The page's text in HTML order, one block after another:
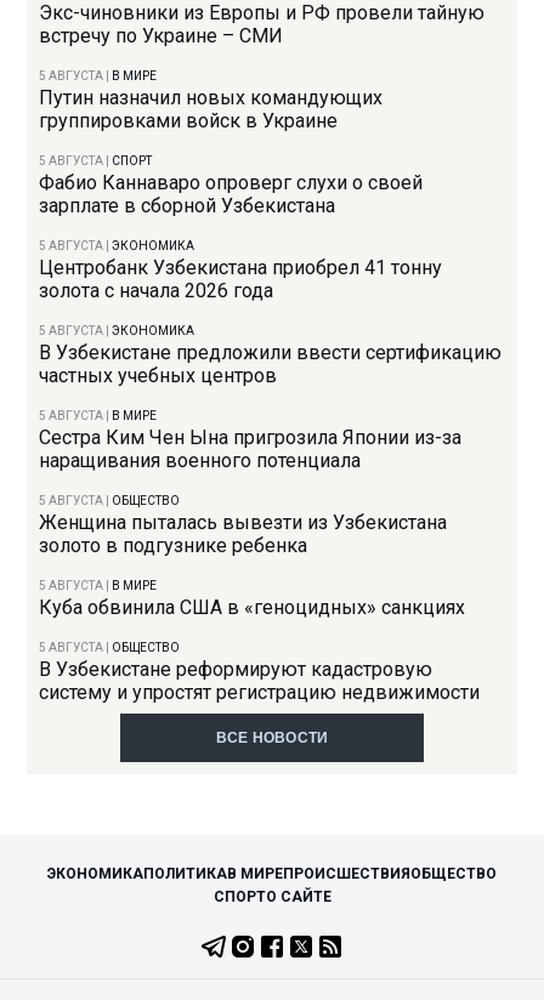
Экс-чиновники из Европы и РФ провели тайную
встречу по Украине – СМИ
5 АВГУСТА В МИРЕ
Путин назначил новых командующих
группировками войск в Украине
5 АВГУСТА СПОРТ
Фабио Каннаваро опроверг слухи о своей
зарплате в сборной Узбекистана
5 АВГУСТА |ЭКОНОМИКА
Центробанк Узбекистана приобрел 41 тонну
золота с начала 2026 года
5 АВГУСТА |ЭКОНОМИКА
В Узбекистане предложили ввести сертификацию
частных учебных центров
5 АВГУСТА В МИРЕ
Сестра Ким Чен Ына пригрозила Японии из-за
наращивания военного потенциала
5 АВГУСТА ОБЩЕСТВО
Женщина пыталась вывезти из Узбекистана
золото в подгузнике ребенка
5 АВГУСТА В МИРЕ
Куба обвинила США в «геноцидных» санкциях
5 АВГУСТА ОБЩЕСТВО
В Узбекистане реформируют кадастровую
систему и упростят регистрацию недвижимости
ВСЕ НОВОСТИ
ЭКОНОМИКАПОЛИТИКАВ МИРЕПРОИСШЕСТВИЯ ОБЩЕСТВО
СПОРТО САЙТЕ